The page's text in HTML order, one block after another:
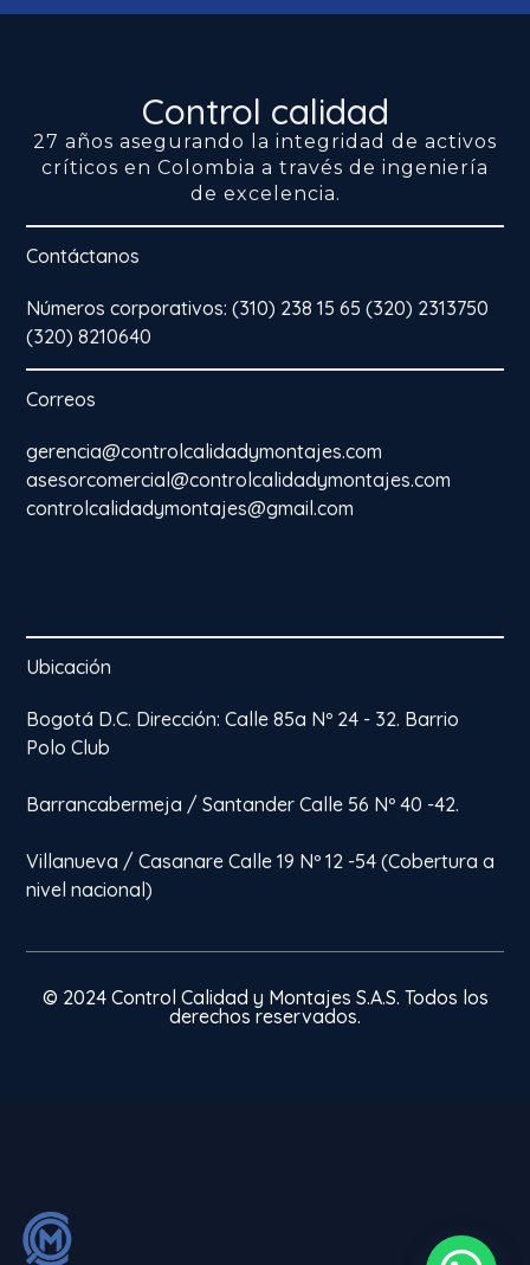
Control calidad
27 años asegurando la integridad de activos
críticos en Colombia a través de ingeniería
de excelencia.
Contáctanos
Números corporativos: (310) 238 15 65 (320) 2313750
(320) 8210640
Correos
gerencia@controlcalidadymontajes.com
asesorcomercial@controlcalidadymontajes.com
controlcalidadymontajes@gmail.com
Ubicación
Bogotá D.C. Dirección: Calle 85a Nº 24 - 32. Barrio
Polo Club
Barrancabermeja / Santander Calle 56 Nº 40 -42.
Villanueva / Casanare Calle 19 Nº 12 -54 (Cobertura a
nivel nacional)
© 2024 Control Calidad y Montajes S.A.S. Todos los
derechos reservados.